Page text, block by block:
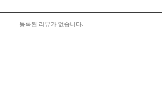
등록된 리뷰가 없습니다.